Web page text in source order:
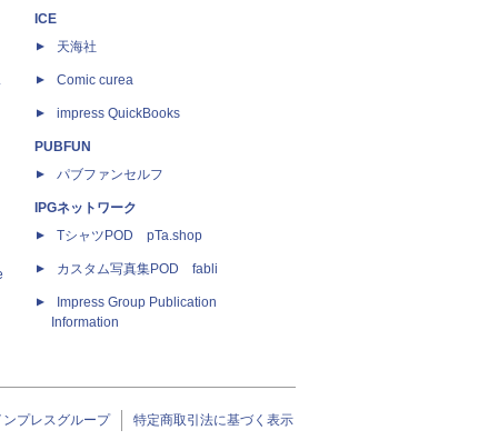
ICE
天海社
Comic curea
impress QuickBooks
PUBFUN
パブファンセルフ
IPGネットワーク
TシャツPOD pTa.shop
カスタム写真集POD fabli
Impress Group Publication
Information
ンプレスグループ 特定商取引法に基づく表示